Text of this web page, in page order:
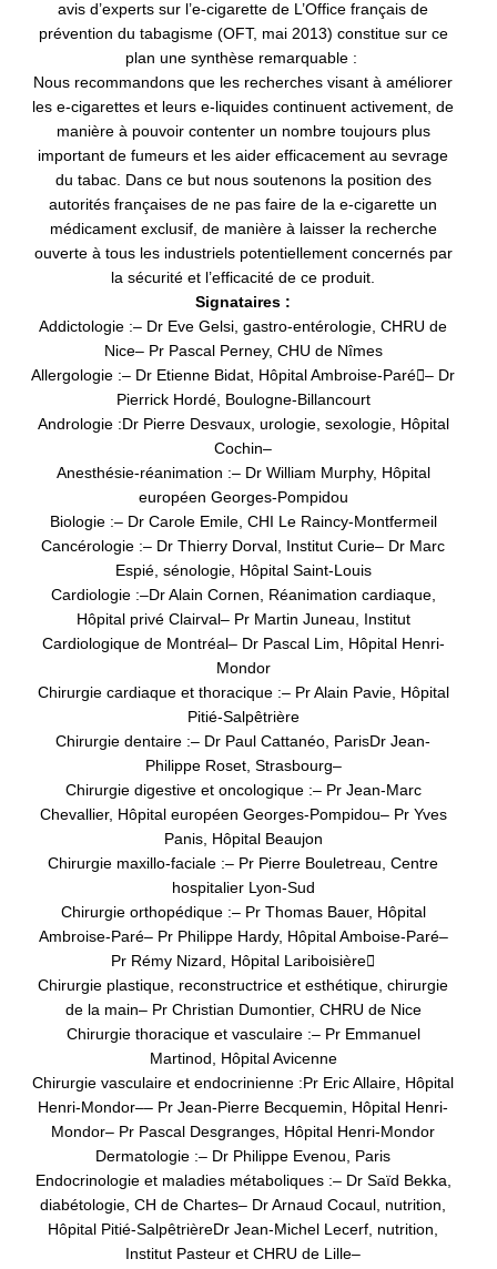
avis d’experts sur l’e-cigarette de L’Office français de
prévention du tabagisme (OFT, mai 2013) constitue sur ce
plan une synthèse remarquable :
Nous recommandons que les recherches visant à améliorer
les e-cigarettes et leurs e-liquides continuent activement, de
manière à pouvoir contenter un nombre toujours plus
important de fumeurs et les aider efficacement au sevrage
du tabac. Dans ce but nous soutenons la position des
autorités françaises de ne pas faire de la e-cigarette un
médicament exclusif, de manière à laisser la recherche
ouverte à tous les industriels potentiellement concernés par
la sécurité et l’efficacité de ce produit.
Signataires :
Addictologie :– Dr Eve Gelsi, gastro-entérologie, CHRU de
Nice– Pr Pascal Perney, CHU de Nîmes
Allergologie :– Dr Etienne Bidat, Hôpital Ambroise-Paré– Dr
Pierrick Hordé, Boulogne-Billancourt
Andrologie : Dr Pierre Desvaux, urologie, sexologie, Hôpital
Cochin–
Anesthésie-réanimation :– Dr William Murphy, Hôpital
européen Georges-Pompidou
Biologie :– Dr Carole Emile, CHI Le Raincy-Montfermeil
Cancérologie :– Dr Thierry Dorval, Institut Curie– Dr Marc
Espié, sénologie, Hôpital Saint-Louis
Cardiologie :–Dr Alain Cornen, Réanimation cardiaque,
Hôpital privé Clairval – Pr Martin Juneau, Institut
Cardiologique de Montréal – Dr Pascal Lim, Hôpital Henri-
Mondor
Chirurgie cardiaque et thoracique :– Pr Alain Pavie, Hôpital
Pitié-Salpêtrière
Chirurgie dentaire :– Dr Paul Cattanéo, ParisDr Jean-
Philippe Roset, Strasbourg–
Chirurgie digestive et oncologique :– Pr Jean-Marc
Chevallier, Hôpital européen Georges-Pompidou– Pr Yves
Panis, Hôpital Beaujon
Chirurgie maxillo-faciale :– Pr Pierre Bouletreau, Centre
hospitalier Lyon-Sud
Chirurgie orthopédique :– Pr Thomas Bauer, Hôpital
Ambroise-Paré– Pr Philippe Hardy, Hôpital Amboise-Paré–
Pr Rémy Nizard, Hôpital Lariboisière
Chirurgie plastique, reconstructrice et esthétique, chirurgie
de la main– Pr Christian Dumontier, CHRU de Nice
Chirurgie thoracique et vasculaire :– Pr Emmanuel
Martinod, Hôpital Avicenne
Chirurgie vasculaire et endocrinienne : Pr Eric Allaire, Hôpital
Henri-Mondor–– Pr Jean-Pierre Becquemin, Hôpital Henri-
Mondor– Pr Pascal Desgranges, Hôpital Henri-Mondor
Dermatologie :– Dr Philippe Evenou, Paris
Endocrinologie et maladies métaboliques :– Dr Saïd Bekka,
diabétologie, CH de Chartes– Dr Arnaud Cocaul, nutrition,
Hôpital Pitié-SalpêtrièreDr Jean-Michel Lecerf, nutrition,
Institut Pasteur et CHRU de Lille–